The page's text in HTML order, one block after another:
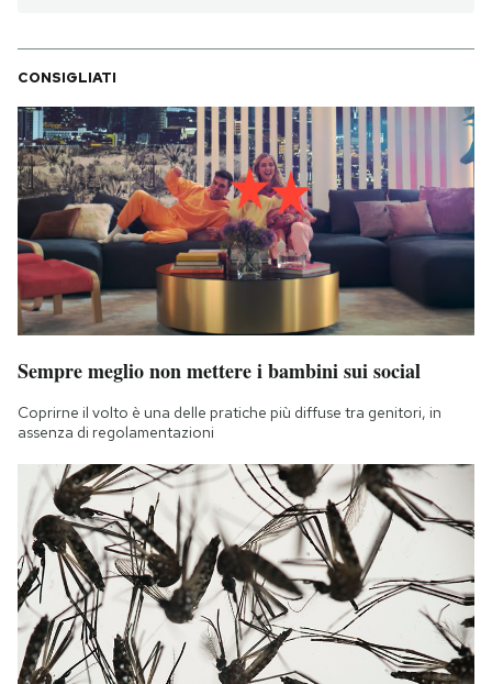
CONSIGLIATI
Sempre meglio non mettere i bambini sui social
Coprirne il volto è una delle pratiche più diffuse tra genitori, in
assenza di regolamentazioni